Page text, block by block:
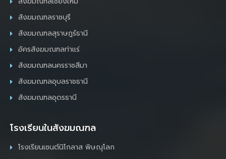
สังฆมณฑลราชบุรี
สังฆมณฑลสุราษฎร์ธานี
อัครสังฆมณฑลท่าแร่
สังฆมณฑลนครราชสีมา
สังฆมณฑลอุบลราชธานี
สังฆมณฑลอุดรธานี
โรงเรียนในสังฆมณฑล
โรงเรียนเซนต์นิโกลาส พิษณุโลก